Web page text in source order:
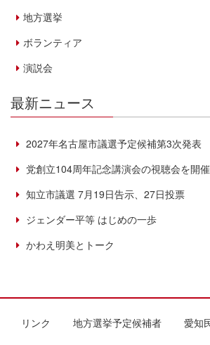
地方選挙
ボランティア
演説会
最新ニュース
2027年名古屋市議選予定候補第3次発表
党創立104周年記念講演会の視聴会を開催
知立市議選 7月19日告示、27日投票
ジェンダー平等 はじめの一歩
かわえ明美とトーク
リンク 地方選挙予定候補者 愛知